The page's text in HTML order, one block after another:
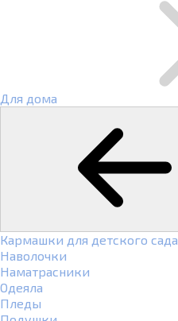
Для дома
Кармашки для детского сада
Наволочки
Наматрасники
Одеяла
Пледы